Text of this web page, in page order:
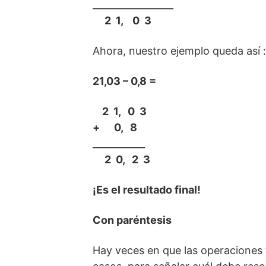
2 1, 0 3
Ahora, nuestro ejemplo queda así :
21,03 – 0,8 =
2 1, 0 3
+ 0, 8
2 0, 2 3
¡Es el resultado final!
Con paréntesis
Hay veces en que las